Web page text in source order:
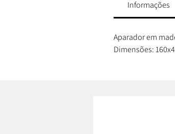
Informações
Aparador em
Dimensões: